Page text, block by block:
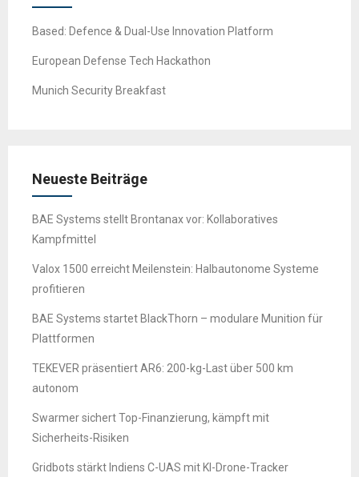
Based: Defence & Dual-Use Innovation Platform
European Defense Tech Hackathon
Munich Security Breakfast
Neueste Beiträge
BAE Systems stellt Brontanax vor: Kollaboratives
Kampfmittel
Valox 1500 erreicht Meilenstein: Halbautonome Systeme
profitieren
BAE Systems startet BlackThorn – modulare Munition für
Plattformen
TEKEVER präsentiert AR6: 200-kg-Last über 500 km
autonom
Swarmer sichert Top-Finanzierung, kämpft mit
Sicherheits-Risiken
Gridbots stärkt Indiens C-UAS mit KI-Drone-Tracker